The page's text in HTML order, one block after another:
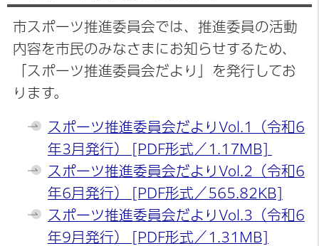
市スポーツ推進委員会では、推進委員の活動
内容を市民のみなさまにお知らせするため、
「スポーツ推進委員会だより」を発行してお
ります。
スポーツ推進委員会だよりVol.1（令和6
年3月発行） [PDF形式／1.17MB]
スポーツ推進委員会だよりVol.2（令和6
年6月発行） [PDF形式／565.82KB]
スポーツ推進委員会だよりVol.3（令和6
年9月発行） [PDF形式／1.31MB]